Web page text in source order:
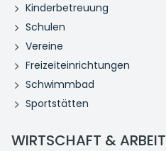
Kinderbetreuung
Schulen
Vereine
Freizeiteinrichtungen
Schwimmbad
Sportstätten
WIRTSCHAFT & ARBEIT